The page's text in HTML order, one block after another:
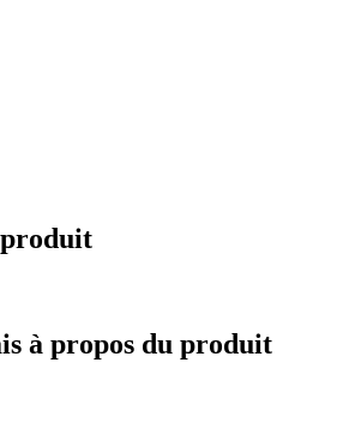
à propos du produit